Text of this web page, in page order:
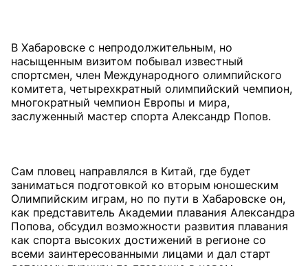
В Хабаровске с непродолжительным, но
насыщенным визитом побывал известный
спортсмен, член Международного олимпийского
комитета, четырехкратный олимпийский чемпион,
многократный чемпион Европы и мира,
заслуженный мастер спорта Александр Попов.
Сам пловец направлялся в Китай, где будет
заниматься подготовкой ко вторым юношеским
Олимпийским играм, но по пути в Хабаровске он,
как представитель Академии плавания Александра
Попова, обсудил возможности развития плавания
как спорта высоких достижений в регионе со
всеми заинтересованными лицами и дал старт